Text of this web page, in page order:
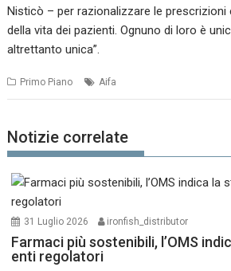
Nisticò – per razionalizzare le prescrizioni
della vita dei pazienti. Ognuno di loro è
altrettanto unica”.
Primo Piano Aifa
Notizie correlate
31 Luglio 2026 ironfish_distributor
Farmaci più sostenibili, l’OMS
enti regolatori